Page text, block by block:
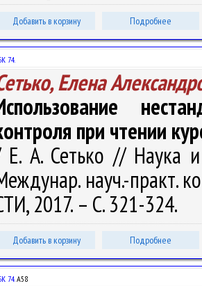
Добавить в корзину Подробнее
74.
Елена
при чтении
А. Сетько // Наука
науч.-практ.
2017. – С. 321-324.
Добавить в корзину Подробнее
74.А58